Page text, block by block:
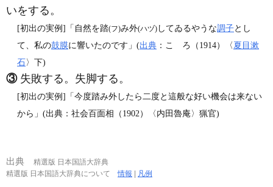
いをする。
[初出の実例]「自然を踏(フ)み外(ハヅ) してゐるやうな調子とし
て、私の鼓膜に響いたのです」(出典 ：こゝろ（1914）〈夏目漱
石〉下)
③失敗する。失脚する。
[初出の実例]「今度踏み外したら二度と這般な好い機会は来ない
から」(出典：社会百面相（1902）〈内田魯庵〉猟官)
出典
精選版 日本国語大辞典
精選版 日本国語大辞典について情報 凡例